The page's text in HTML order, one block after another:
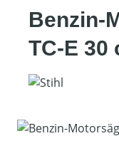
Benzin-
TC-E 30
Bildergalerie